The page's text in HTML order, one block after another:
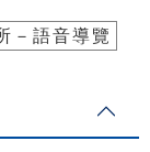
－語音導覽